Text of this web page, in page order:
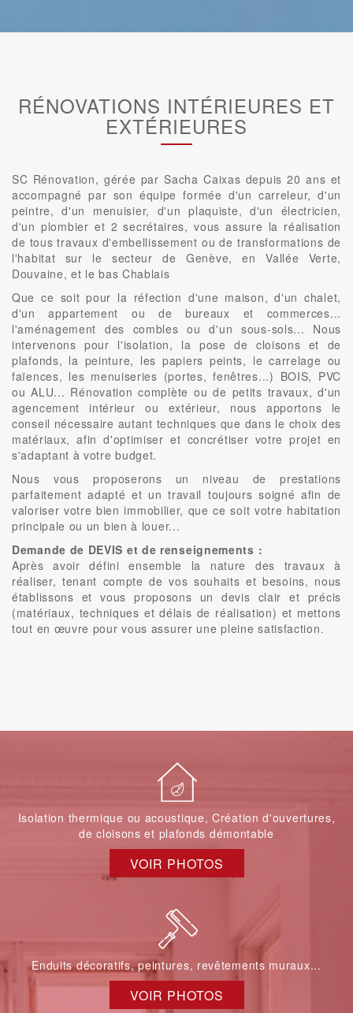
RÉNOVATIONS INTÉRIEURES ET
EXTÉRIEURES
SC Rénovation, gérée par Sacha Caixas depuis 20 ans et
accompagné par son équipe formée d'un carreleur, d'un
peintre, d'un menuisier, d'un plaquiste, d'un électricien,
d'un plombier et 2 secrétaires, vous assure la réalisation
de tous travaux d'embellissement ou de transformations de
l'habitat sur le secteur de Genève, en Vallée Verte,
Douvaine, et le bas Chablais
Que ce soit pour la réfection d'une maison, d'un chalet,
d'un appartement ou de bureaux et commerces...
l'aménagement des combles ou d'un sous-sols... Nous
intervenons pour l'isolation, la pose de cloisons et de
plafonds, la peinture, les papiers peints, le carrelage ou
faïences, les menuiseries (portes, fenêtres...) BOIS, PVC
ou ALU... Rénovation complète ou de petits travaux, d'un
agencement intérieur ou extérieur, nous apportons le
conseil nécessaire autant techniques que dans le choix des
matériaux, afin d'optimiser et concrétiser votre projet en
s'adaptant à votre budget.
Nous vous proposerons un niveau de prestations
parfaitement adapté et un travail toujours soigné afin de
valoriser votre bien immobilier, que ce soit votre habitation
principale ou un bien à louer...
Demande de DEVIS et de renseignements :
Après avoir défini ensemble la nature des travaux à
réaliser, tenant compte de vos souhaits et besoins, nous
établissons et vous proposons un devis clair et précis
(matériaux, techniques et délais de réalisation) et mettons
tout en œuvre pour vous assurer une pleine satisfaction.
Isolation thermique ou acoustique, Création d'ouvertures,
de cloisons et plafonds démontable
VOIR PHOTOS
Enduits décoratifs, peintures, revêtements muraux...
VOIR PHOTOS